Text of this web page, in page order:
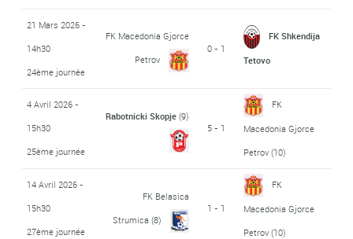
21 Mars 2026 -
14h30
24ème journée
FK Macedonia Gjorce
Petrov
0 - 1
FK Shkendija
Tetovo
4 Avril 2026 -
15h30
25ème journée
Rabotnicki Skopje(9)
5 - 1
FK
Macedonia Gjorce
Petrov(10)
14 Avril 2026 -
15h30
27ème journée
FK Belasica
Strumica (8)
1 - 1
FK
Macedonia Gjorce
Petrov(10)